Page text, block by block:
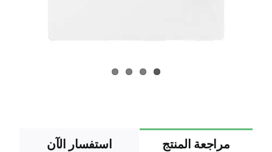
مراجعة المنتج استفسار الآن